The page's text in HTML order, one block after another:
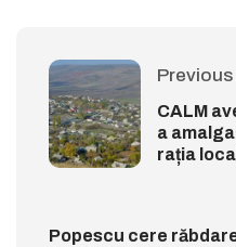
CALM
a
rația
Popescu cere